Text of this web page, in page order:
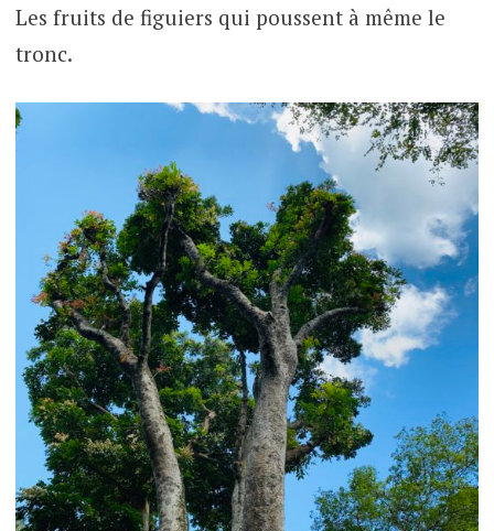
Les fruits de figuiers qui poussent à même le
tronc.